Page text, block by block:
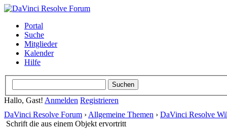
Portal
Suche
Mitglieder
Kalender
Hilfe
Hallo, Gast! Anmelden Registrieren
DaVinci Resolve Forum › Allgemeine Themen › DaVinci Resolve
Schrift die aus einem Objekt ervortritt